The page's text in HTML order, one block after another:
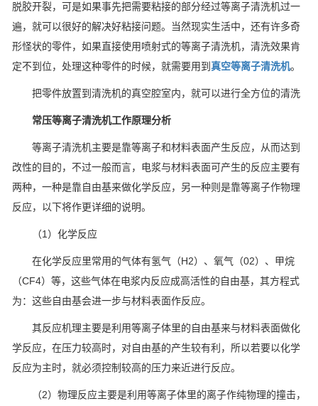
脱胶开裂，可是如果事先把需要粘接的部分经过等离子清洗机过一
遍，就可以很好的解决好粘接问题。当然现实生活中，还有许多奇
形怪状的零件，如果直接使用喷射式的等离子清洗机，清洗效果肯
定不到位，处理这种零件的时候，就需要用到 真空等离子清洗机。
把零件放置到清洗机的真空腔室内，就可以进行全方位的清洗
常压等离子清洗机工作原理分析
等离子清洗机主要是靠等离子和材料表面产生反应，从而达到
改性的目的，不过一般而言，电浆与材料表面可产生的反应主要有
两种，一种是靠自由基来做化学反应，另一种则是靠等离子作物理
反应，以下将作更详细的说明。
（1）化学反应
在化学反应里常用的气体有氢气（H2）、氧气（02）、甲烷
（CF4）等，这些气体在电浆内反应成高活性的自由基，其方程式
为：这些自由基会进一步与材料表面作反应。
其反应机理主要是利用等离子体里的自由基来与材料表面做化
学反应，在压力较高时，对自由基的产生较有利，所以若要以化学
反应为主时，就必须控制较高的压力来近进行反应。
（2）物理反应主要是利用等离子体里的离子作纯物理的撞击，